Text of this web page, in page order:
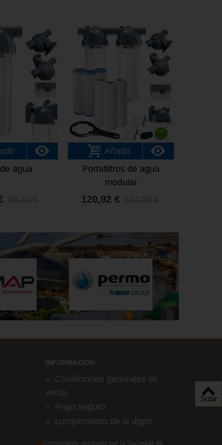
agua
Añadir
Portafiltros de agua
modular
120,92 €
INFORMACIÓN
» Condiciones generales de
venta
» Pago seguro
» cumplimiento de la dgpd
Comerciante aprobado por la Sociedad de
Subir